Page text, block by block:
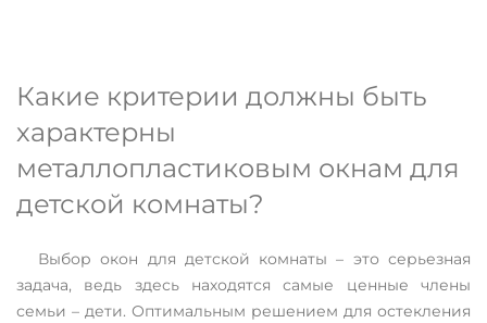
Какие критерии должны быть
характерны
металлопластиковым окнам для
детской комнаты?
Выбор окон для детской комнаты – это серьезная
задача, ведь здесь находятся самые ценные члены
семьи – дети. Оптимальным решением для остекления